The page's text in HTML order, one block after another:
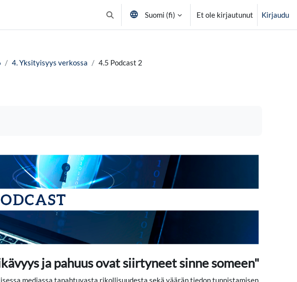
Vaihda hakusyöttöä
Suomi ‎(fi)‎ Et ole kirjautunut Kirjaudu
4. Yksityisyys verkossa 4.5 Podcast 2
ja pahuus ovat siirtyneet sinne someen"
mediassa tapahtuvasta rikollisuudesta sekä väärän tiedon tunnistamisen